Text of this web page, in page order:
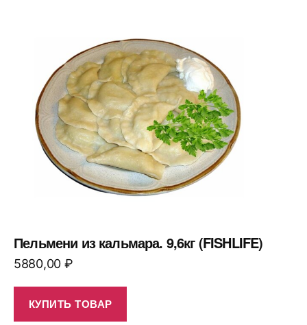
Пельмени из кальмара. 9,6кг (FISHLIFE)
5880,00 ₽
КУПИТЬ ТОВАР